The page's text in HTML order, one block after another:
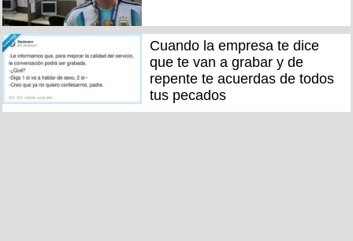
Cuando la empresa te dice
que te van a grabar y de
repente te acuerdas de todos
tus pecados